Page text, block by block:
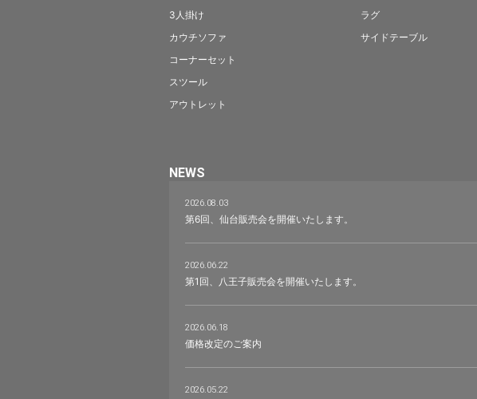
3人掛け
カウチソファ
コーナーセット
スツール
アウトレット
ラグ
サイドテーブル
NEWS
2026.08.03
第6回、仙台販売会を開催いたします。
2026.06.22
第1回、八王子販売会を開催いたします。
2026.06.18
価格改定のご案内
2026.05.22